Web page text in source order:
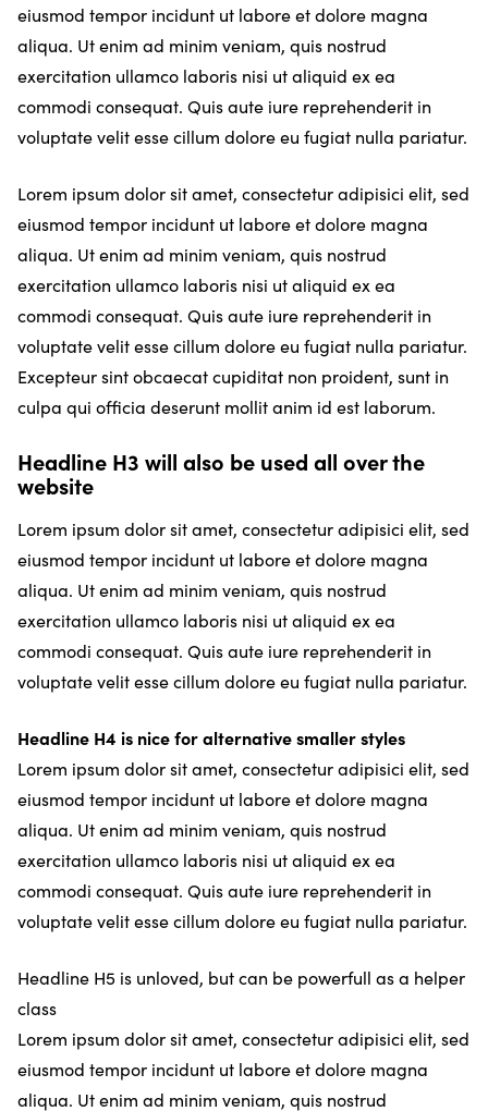
eiusmod tempor incidunt ut labore et dolore magna
aliqua. Ut enim ad minim veniam, quis nostrud
exercitation ullamco laboris nisi ut aliquid ex ea
commodi consequat. Quis aute iure reprehenderit in
voluptate velit esse cillum dolore eu fugiat nulla pariatur.
Lorem ipsum dolor sit amet, consectetur adipisici elit, sed
eiusmod tempor incidunt ut labore et dolore magna
aliqua. Ut enim ad minim veniam, quis nostrud
exercitation ullamco laboris nisi ut aliquid ex ea
commodi consequat. Quis aute iure reprehenderit in
voluptate velit esse cillum dolore eu fugiat nulla pariatur.
Excepteur sint obcaecat cupiditat non proident, sunt in
culpa qui officia deserunt mollit anim id est laborum.
Headline H3 will also be used all over the
website
Lorem ipsum dolor sit amet, consectetur adipisici elit, sed
eiusmod tempor incidunt ut labore et dolore magna
aliqua. Ut enim ad minim veniam, quis nostrud
exercitation ullamco laboris nisi ut aliquid ex ea
commodi consequat. Quis aute iure reprehenderit in
voluptate velit esse cillum dolore eu fugiat nulla pariatur.
Headline H4 is nice for alternative smaller styles
Lorem ipsum dolor sit amet, consectetur adipisici elit, sed
eiusmod tempor incidunt ut labore et dolore magna
aliqua. Ut enim ad minim veniam, quis nostrud
exercitation ullamco laboris nisi ut aliquid ex ea
commodi consequat. Quis aute iure reprehenderit in
voluptate velit esse cillum dolore eu fugiat nulla pariatur.
Headline H5 is unloved, but can be powerfull as a helper
class
Lorem ipsum dolor sit amet, consectetur adipisici elit, sed
eiusmod tempor incidunt ut labore et dolore magna
aliqua. Ut enim ad minim veniam, quis nostrud